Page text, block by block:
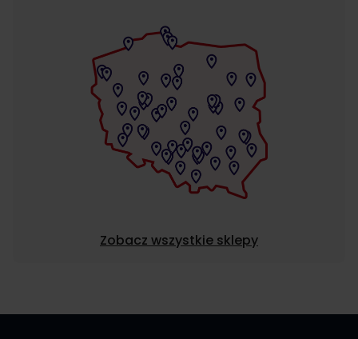
Zobacz wszystkie sklepy